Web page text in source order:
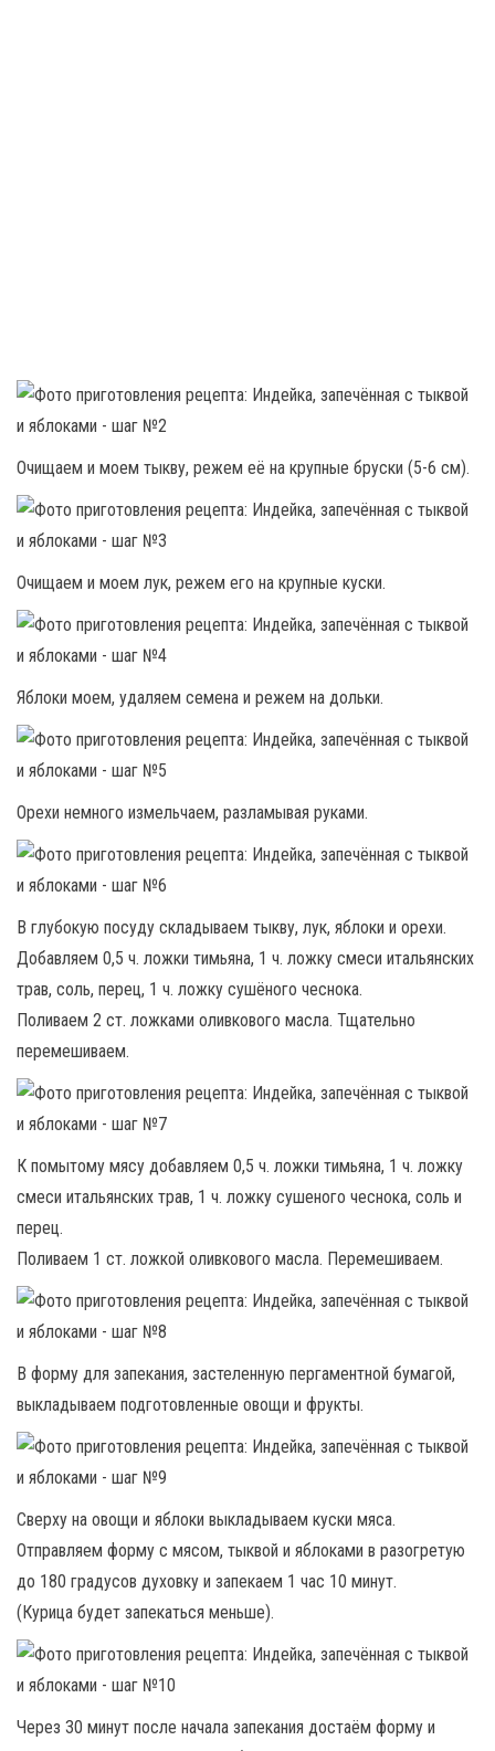
Очищаем и моем тыкву, режем её на крупные бруски (5-6 см).
Очищаем и моем лук, режем его на крупные куски.
Яблоки моем, удаляем семена и режем на дольки.
Орехи немного измельчаем, разламывая руками.
В глубокую посуду складываем тыкву, лук, яблоки и орехи.
Добавляем 0,5 ч. ложки тимьяна, 1 ч. ложку смеси итальянских
трав, соль, перец, 1 ч. ложку сушёного чеснока.
Поливаем 2 ст. ложками оливкового масла. Тщательно
перемешиваем.
К помытому мясу добавляем 0,5 ч. ложки тимьяна, 1 ч. ложку
смеси итальянских трав, 1 ч. ложку сушеного чеснока, соль и
перец.
Поливаем 1 ст. ложкой оливкового масла. Перемешиваем.
В форму для запекания, застеленную пергаментной бумагой,
выкладываем подготовленные овощи и фрукты.
Сверху на овощи и яблоки выкладываем куски мяса.
Отправляем форму с мясом, тыквой и яблоками в разогретую
до 180 градусов духовку и запекаем 1 час 10 минут.
(Курица будет запекаться меньше).
Через 30 минут после начала запекания достаём форму и